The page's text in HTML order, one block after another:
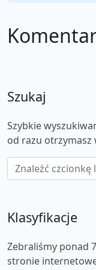
Szukaj
Szybkie
od razu otrzymasz
Klasyfikacje
Zebraliśmy ponad
stronie